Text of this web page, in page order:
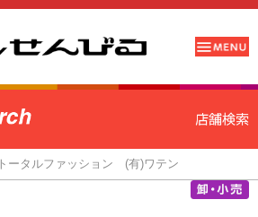
トータルファッション (有)ワテン